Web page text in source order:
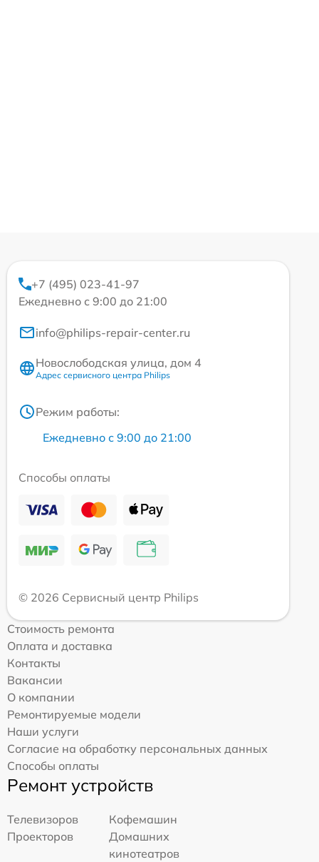
+7 (495) 023-41-97
Ежедневно с 9:00 до 21:00
info@philips-repair-center.ru
Новослободская улица, дом 4
Адрес сервисного центра Philips
Режим работы:
Ежедневно с 9:00 до 21:00
Способы оплаты
© 2026 Сервисный центр Philips
Стоимость ремонта
Оплата и доставка
Контакты
Вакансии
О компании
Ремонтируемые модели
Наши услуги
Согласие на обработку персональных данных
Способы оплаты
Ремонт устройств
Телевизоров
Кофемашин
Проекторов
Домашних
кинотеатров